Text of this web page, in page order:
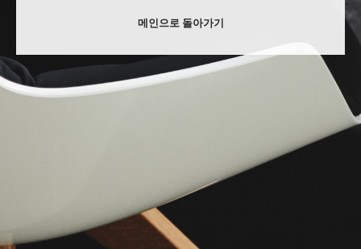
메인으로 돌아가기